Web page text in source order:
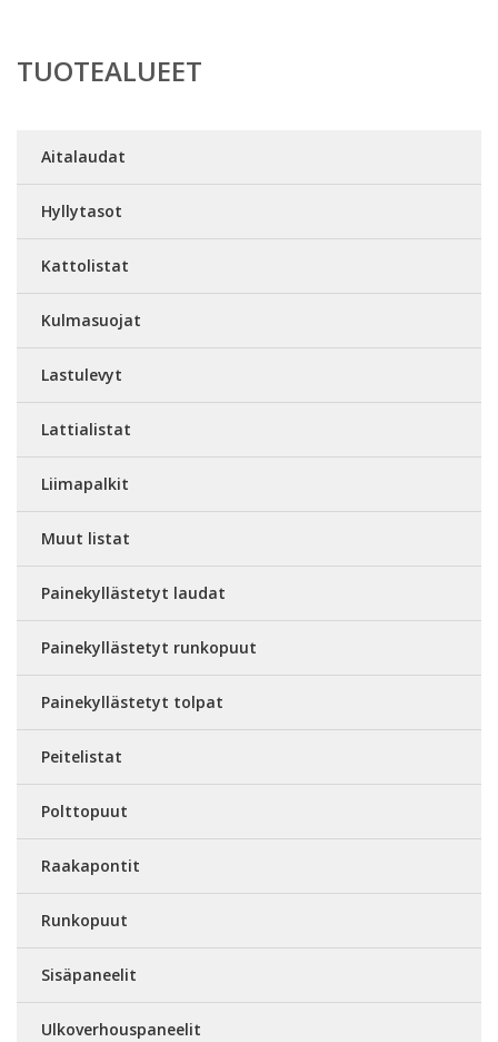
TUOTEALUEET
Aitalaudat
Hyllytasot
Kattolistat
Kulmasuojat
Lastulevyt
Lattialistat
Liimapalkit
Muut listat
Painekyllästetyt laudat
Painekyllästetyt runkopuut
Painekyllästetyt tolpat
Peitelistat
Polttopuut
Raakapontit
Runkopuut
Sisäpaneelit
Ulkoverhouspaneelit